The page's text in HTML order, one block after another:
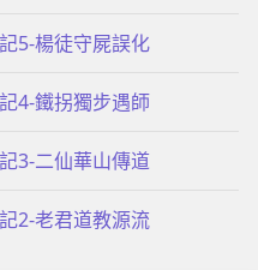
5-楊徒守屍誤化
4-鐵拐獨步遇師
3-二仙華山傳道
2-老君道教源流